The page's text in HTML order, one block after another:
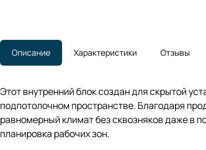
Описание Характеристики Отзывы
Этот внутренний блок создан для скрытой
подпотолочном пространстве. Благодаря
равномерный климат без сквозняков даже в
планировка рабочих зон.